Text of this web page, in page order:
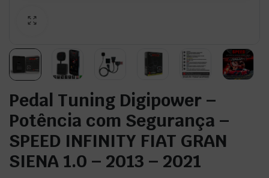
Pedal Tuning Digipower –
Potência com Segurança –
SPEED INFINITY FIAT GRAN
SIENA 1.0 – 2013 – 2021